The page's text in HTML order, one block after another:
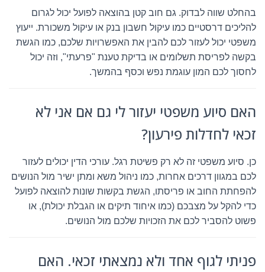
בהחלט שווה לבדוק. גם חוב קטן בהוצאה לפועל יכול לגרום
להליכים דרסטיים כמו עיקול חשבון בנק או עיקול משכורת. ייעוץ
משפטי יכול לעזור לכם להבין את האפשרויות שלכם, כמו הגשת
בקשה לפריסת תשלומים או בדיקת טענת "פרעתי", וזה יכול
לחסוך לכם המון עוגמת נפש וכסף בהמשך.
האם סיוע משפטי יעזור לי גם אם אני לא
זכאי לחדלות פירעון?
כן. סיוע משפטי זה לא רק פשיטת רגל. עורכי הדין יכולים לעזור
לכם במגוון דרכים אחרות, כמו ניהול משא ומתן ישיר מול הנושים
להפחתת החוב או פריסתו, הגשת בקשות שונות להוצאה לפועל
כדי להקל על מצבכם (כמו איחוד תיקים או הגבלת יכולת), או
פשוט להסביר לכם את הזכויות שלכם מול הנושים.
פניתי לגוף אחד ולא נמצאתי זכאי. האם